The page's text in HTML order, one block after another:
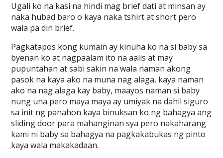
Ugali ko na kasi na hindi mag brief dati at minsan ay
naka hubad baro o kaya naka tshirt at short pero
wala pa din brief.
Pagkatapos kong kumain ay kinuha ko na si baby sa
byenan ko at nagpaalam ito na aalis at may
pupuntahan at sabi sakin na wala naman akong
pasok na kaya ako na muna nag alaga, kaya naman
ako na nag alaga kay baby, maayos naman si baby
nung una pero maya maya ay umiyak na dahil siguro
sa init ng panahon kaya binuksan ko ng bahagya ang
sliding door para mahanginan sya pero nakaharang
kami ni baby sa bahagya na pagkakabukas ng pinto
kaya wala makakadaan.